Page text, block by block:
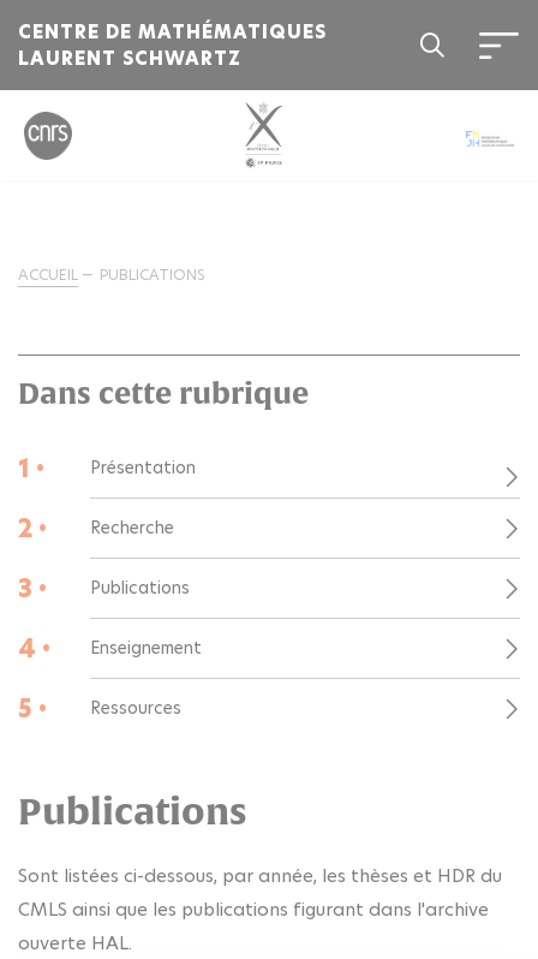
CENTRE DE MATHÉMATIQUES
LAURENT SCHWARTZ
ACCUEIL PUBLICATIONS
Dans cette rubrique
1 • Présentation
2 • Recherche
3 • Publications
4 • Enseignement
5 • Ressources
Publications
Sont listées ci-dessous, par année, les thèses et HDR du
CMLS ainsi que les publications figurant dans l'archive
ouverte HAL.